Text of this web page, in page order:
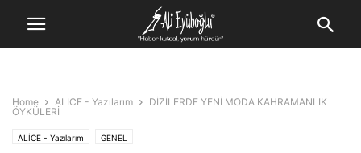
Home ALİCE - Yazılarım
DİZİLERDE YENİ MODA KAHRAMANLIK
ÖYKÜLERİ
ALİCE - Yazılarım GENEL